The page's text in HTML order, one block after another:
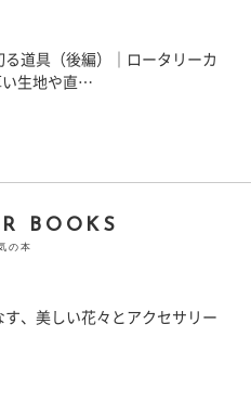
る道具（後編）｜ロータリーカ
い生地や直…
BOOKS
の本
す、美しい花々とアクセサリー